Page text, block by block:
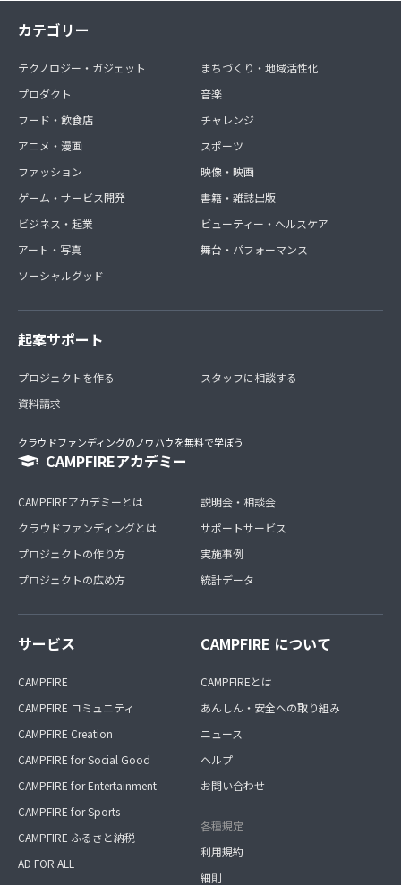
カテゴリー
テクノロジー・ガジェット
プロダクト
フード・飲食店
アニメ・漫画
ファッション
ゲーム・サービス開発
ビジネス・起業
アート・写真
ソーシャルグッド
まちづくり・地域活性化
音楽
チャレンジ
スポーツ
映像・映画
書籍・雑誌出版
ビューティー・ヘルスケア
舞台・パフォーマンス
起案サポート
プロジェクトを作る
資料請求
スタッフに相談する
クラウドファンディングのノウハウを無料で学ぼう
CAMPFIREアカデミー
CAMPFIREアカデミーとは
クラウドファンディングとは
プロジェクトの作り方
プロジェクトの広め方
説明会・相談会
サポートサービス
実施事例
統計データ
サービス
CAMPFIRE
CAMPFIRE コミュニティ
CAMPFIRE Creation
CAMPFIRE for Social Good
CAMPFIRE for Entertainment
CAMPFIRE for Sports
CAMPFIRE ふるさと納税
AD FOR ALL
CAMPFIRE について
CAMPFIREとは
あんしん・安全への取り組み
ニュース
ヘルプ
お問い合わせ
各種規定
利用規約
細則